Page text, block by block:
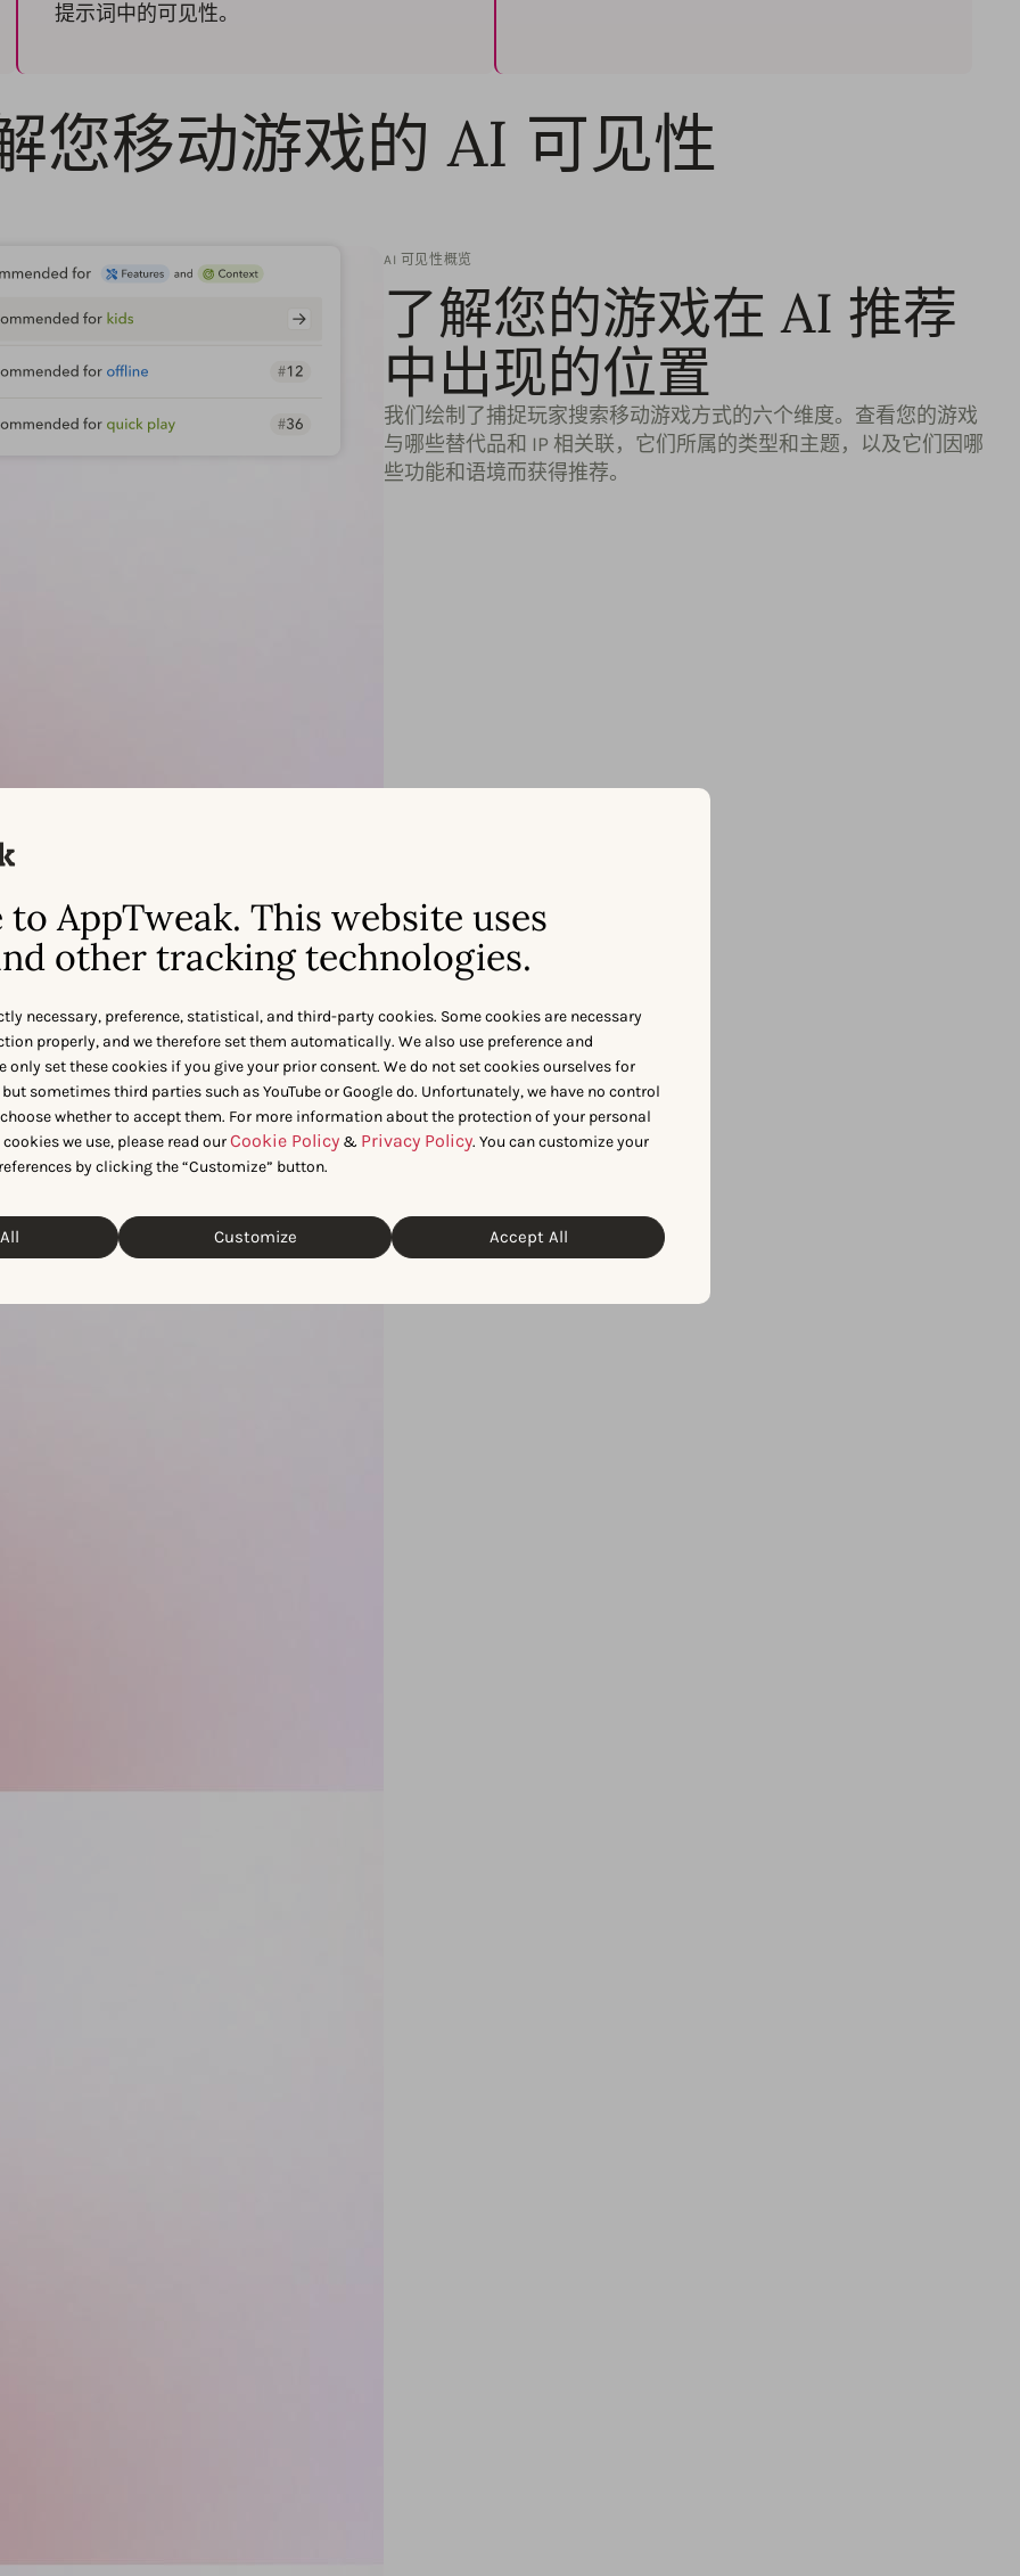
AppTweak. This website uses
other tracking technologies.
necessary, preference, statistical, and third-party cookies. Some cookies are necessary
properly, and we therefore set them automatically. We also use preference and
only set these cookies if you give your prior consent. We do not set cookies ourselves for
sometimes third parties such as YouTube or Google do. Unfortunately, we have no control
whether to accept them. For more information about the protection of your personal
we use, please read ourCookie Policy & Privacy Policy. You can customize your
by clicking the “Customize” button.
Customize Accept All
提示词中的可见性。
您移动游戏的 AI 可见性
AI 可见性概览
了解您的游戏在 AI 推荐
中出现的位置
我们绘制了捕捉玩家搜索移动游戏方式的六个维度。查看您的游戏
与哪些替代品和 IP 相关联，它们所属的类型和主题，以及它们因哪
些功能和语境而获得推荐。